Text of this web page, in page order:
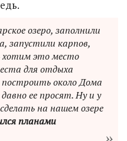
озеро, заполнили
запустили карпов,
хотим это место
для отдыха
около Дома
ее просят. Ну и у
на нашем озере
планами